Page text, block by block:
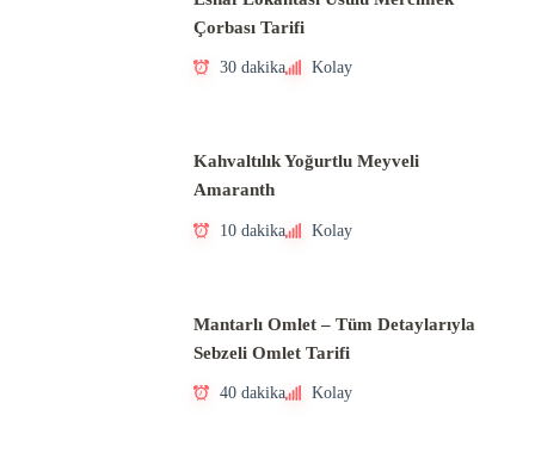
Çorbası Tarifi
30 dakika Kolay
Kahvaltılık Yoğurtlu Meyveli
Amaranth
10 dakika Kolay
Mantarlı Omlet – Tüm Detaylarıyla
Sebzeli Omlet Tarifi
40 dakika Kolay